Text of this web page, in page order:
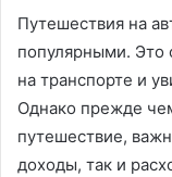
Путешествия на
популярными. Это
на транспорте и
Однако прежде
путешествие,
доходы, так и